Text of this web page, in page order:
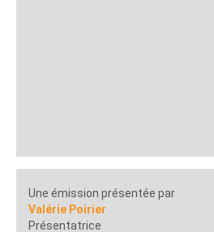
Une émission présentée par
Valérie Poirier
Présentatrice